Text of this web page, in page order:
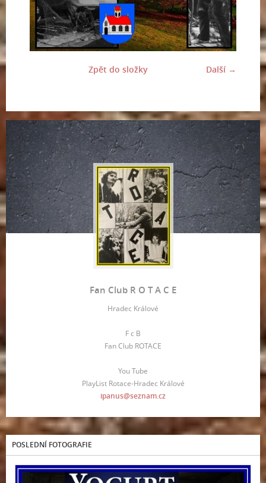
Další →
Zpět do složky
Fan Club R O T A C E
Hradec Králové
F c B
Fan Club ROTACE
You Tube
PlayList Rotace-Hradec Králové
ipanus@seznam.cz
POSLEDNÍ FOTOGRAFIE